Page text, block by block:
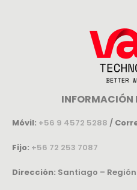
INFORMACIÓN
Móvil: +56 9 4572 5288 /
Fijo: +56 72 253 7087
Dirección: Santiago –